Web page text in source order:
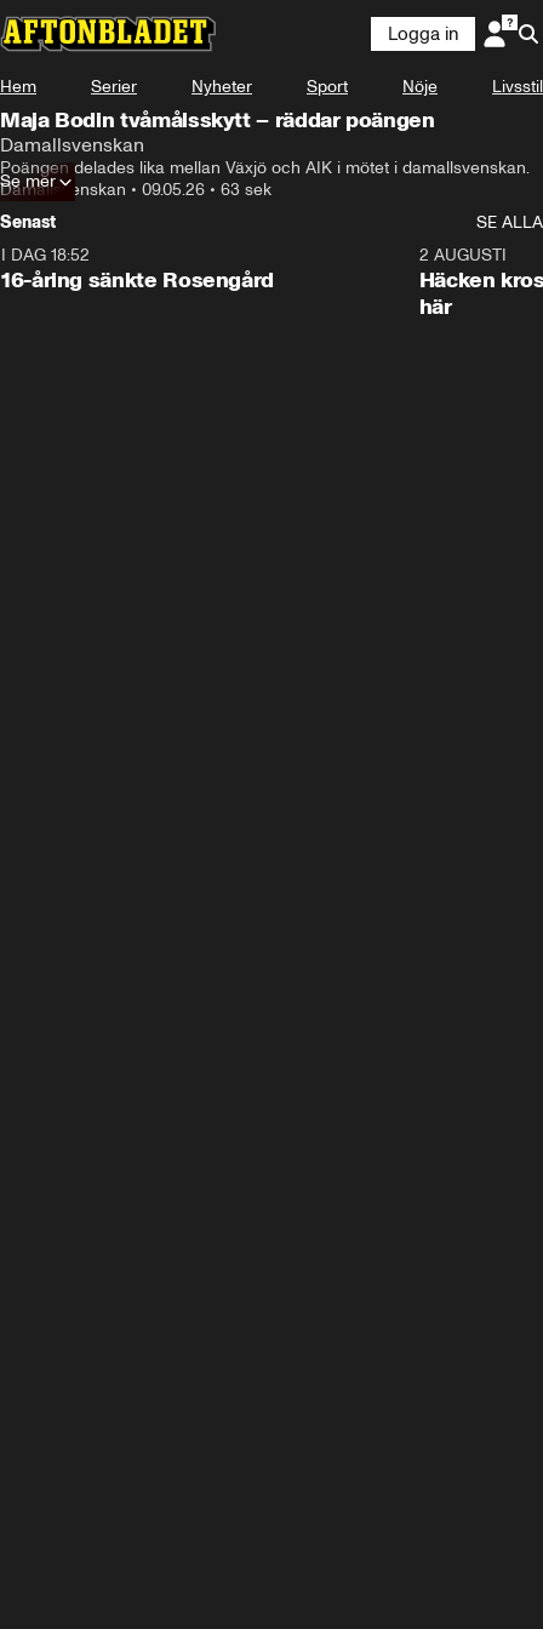
Logga in
Hem Serier Nyheter Sport Nöje Livsstil
Maja Bodin tvåmålsskytt – räddar poängen
Damallsvenskan
Damallsvenskan • 09.05.26 • 63 sek
Se mer
Senast
SE ALLA
I DAG 18:52
16-åring sänkte Rosengård
2 AUGUSTI
Häcken
här